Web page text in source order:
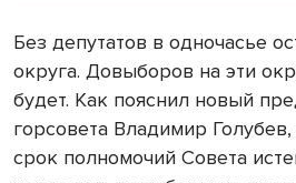
Без депутатов в одночасье
округа. Довыборов на эти
будет. Как пояснил новый
горсовета Владимир
срок полномочий Совета